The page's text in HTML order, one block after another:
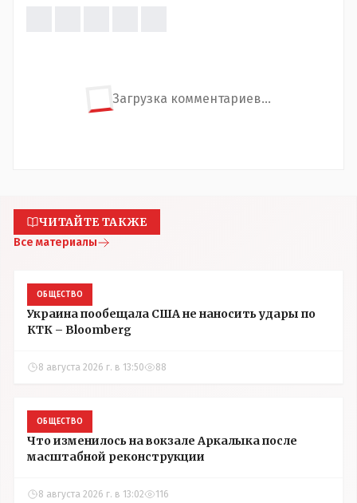
Загрузка комментариев...
ЧИТАЙТЕ ТАКЖЕ
Все материалы
ОБЩЕСТВО
Украина пообещала США не наносить удары по
КТК – Bloomberg
8 августа 2026 г. в 13:50 88
ОБЩЕСТВО
Что изменилось на вокзале Аркалыка после
масштабной реконструкции
8 августа 2026 г. в 13:02 116